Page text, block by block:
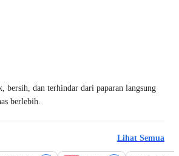
bersih, dan terhindar dari paparan langsung
berlebih.
Lihat Semua